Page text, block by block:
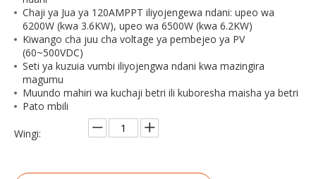
Chaji ya Jua ya 120AMPPT iliyojengewa ndani: upeo wa
6200W (kwa 3.6KW), upeo wa 6500W (kwa 6.2KW)
Kiwango cha juu cha voltage ya pembejeo ya PV
(60~500VDC)
Seti ya kuzuia vumbi iliyojengwa ndani kwa mazingira
magumu
Muundo mahiri wa kuchaji betri ili kuboresha maisha ya betri
Pato mbili
Wingi: